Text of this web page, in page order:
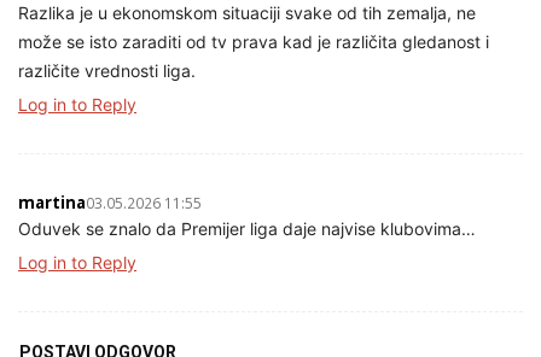
Razlika je u ekonomskom situaciji svake od tih zemalja, ne
može se isto zaraditi od tv prava kad je različita gledanost i
različite vrednosti liga.
Log in to Reply
martina03.05.2026 11:55
Oduvek se znalo da Premijer liga daje najvise klubovima…
Log in to Reply
POSTAVI ODGOVOR